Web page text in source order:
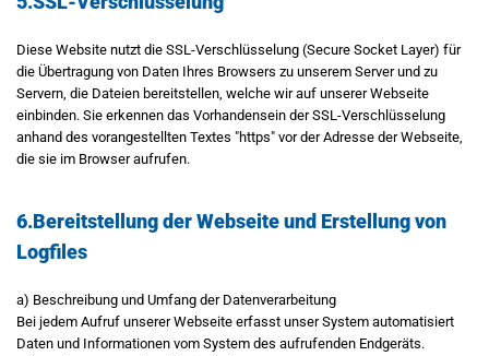
Diese Website nutzt die SSL-Verschlüsselung (Secure Socket Layer) für
die Übertragung von Daten Ihres Browsers zu unserem Server und zu
Servern, die Dateien bereitstellen, welche wir auf unserer Webseite
einbinden. Sie erkennen das Vorhandensein der SSL-Verschlüsselung
anhand des vorangestellten Textes "https" vor der Adresse der Webseite,
die sie im Browser aufrufen.
6.Bereitstellung der Webseite und Erstellung von
Logfiles
a) Beschreibung und Umfang der Datenverarbeitung
Bei jedem Aufruf unserer Webseite erfasst unser System automatisiert
Daten und Informationen vom System des aufrufenden Endgeräts.